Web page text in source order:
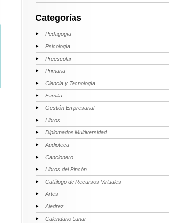
Categorías
Pedagogía
Psicología
Preescolar
Primaria
Ciencia y Tecnología
Familia
Gestión Empresarial
Libros
Diplomados Multiversidad
Audioteca
Cancionero
Libros del Rincón
Catálogo de Recursos Virtuales
Artes
Ajedrez
Calendario Lunar